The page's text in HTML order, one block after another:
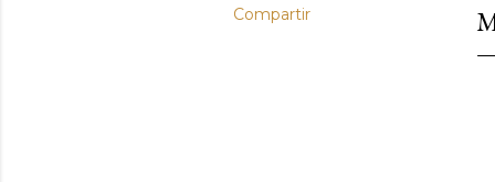
Compartir